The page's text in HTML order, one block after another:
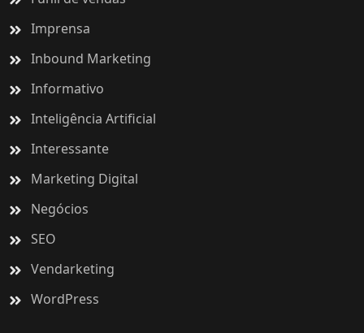
Imprensa
Inbound Marketing
Informativo
Inteligência Artificial
Interessante
Marketing Digital
Negócios
SEO
Vendarketing
WordPress